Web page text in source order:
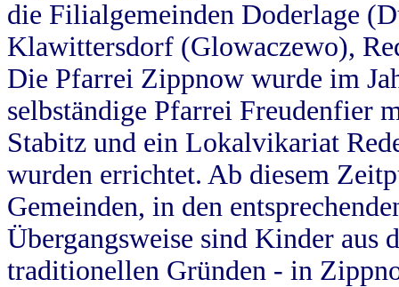
die Filialgemeinden Doderlage
Klawittersdorf (Glowaczewo),
Die Pfarrei Zippnow wurde im
selbständige Pfarrei Freudenfier
Stabitz und ein Lokalvikariat
wurden errichtet. Ab diesem
Gemeinden, in den
Übergangsweise sind Kinder aus
traditionellen Gründen - in